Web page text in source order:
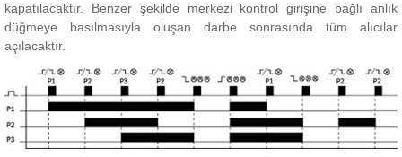
kapatılacaktır. Benzer şekilde merkezi kontrol girişine bağlı anlık
düğmeye basılmasıyla oluşan darbe sonrasında tüm alıcılar
açılacaktır.